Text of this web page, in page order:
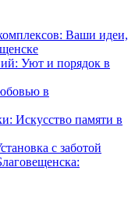
Ваши идеи,
Уют и порядок в
в
Искусство памяти в
с заботой